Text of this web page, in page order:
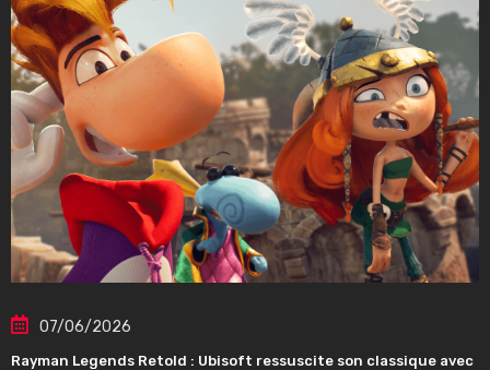
07/06/2026
Rayman Legends Retold : Ubisoft ressuscite son classique avec